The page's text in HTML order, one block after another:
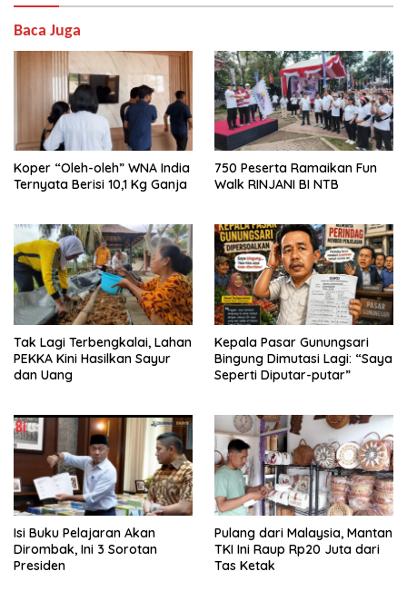
Baca Juga
Koper “Oleh-oleh” WNA India
Ternyata Berisi 10,1 Kg Ganja
750 Peserta Ramaikan Fun
Walk RINJANI BI NTB
Tak Lagi Terbengkalai, Lahan
PEKKA Kini Hasilkan Sayur
dan Uang
Kepala Pasar Gunungsari
Bingung Dimutasi Lagi: “Saya
Seperti Diputar-putar”
Isi Buku Pelajaran Akan
Dirombak, Ini 3 Sorotan
Presiden
Pulang dari Malaysia, Mantan
TKI Ini Raup Rp20 Juta dari
Tas Ketak